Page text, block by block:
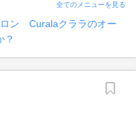
全てのメニューを見る
ン Curalaクララのオー
？